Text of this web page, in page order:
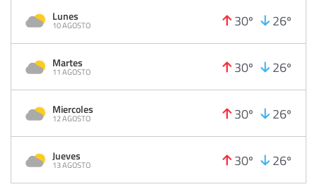
Lunes
10 AGOSTO 30º 26º
Martes
11 AGOSTO 30º 26º
Miercoles
12 AGOSTO 30º 26º
Jueves
13 AGOSTO 30º 26º